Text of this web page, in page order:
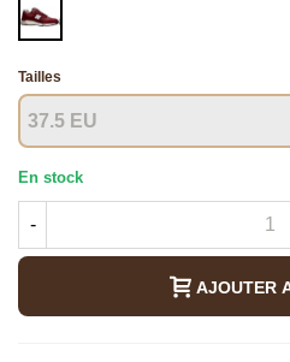
BORDEAUX
Tailles
En stock
-
AJOUTER